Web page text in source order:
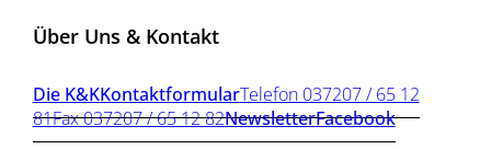
Über Uns & Kontakt
Die K&KKontaktformularTelefon 037207 / 65 12
81Fax 037207 / 65 12 82NewsletterFacebook